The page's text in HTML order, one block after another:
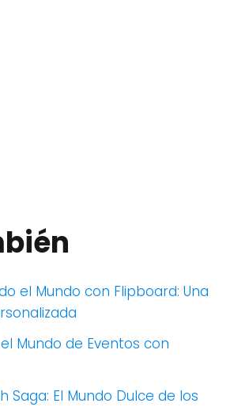
el Mundo con Flipboard: Una
Mundo de Eventos con
Saga: El Mundo Dulce de los